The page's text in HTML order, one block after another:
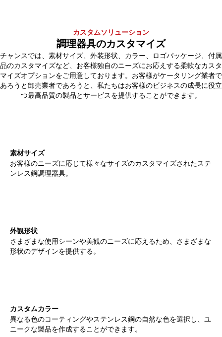
カスタムソリューション
調理器具のカスタマイズ
チャンスでは、素材サイズ、外装形状、カラー、ロゴパッケージ、付属
品のカスタマイズなど、お客様独自のニーズにお応えする柔軟なカスタ
マイズオプションをご用意しております。お客様がケータリング業者で
あろうと卸売業者であろうと、私たちはお客様のビジネスの成長に役立
つ最高品質の製品とサービスを提供することができます。
素材サイズ
お客様のニーズに応じて様々なサイズのカスタマイズされたステ
ンレス鋼調理器具。
外観形状
さまざまな使用シーンや美観のニーズに応えるため、さまざまな
形状のデザインを提供する。
カスタムカラー
異なる色のコーティングやステンレス鋼の自然な色を選択し、ユ
ニークな製品を作成することができます。